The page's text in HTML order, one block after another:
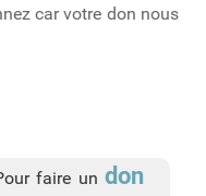
car votre don nous
faire un don